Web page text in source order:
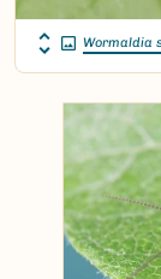
Wormaldia